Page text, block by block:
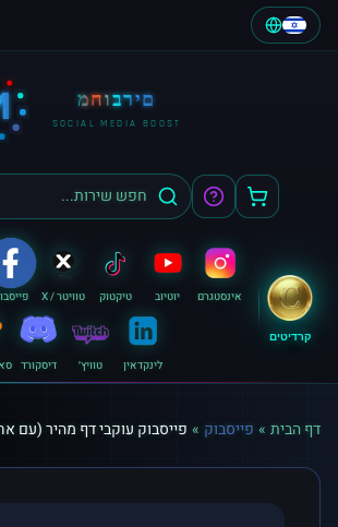
מחוברים
SOCIAL MEDIA BOOST
קרדיטים
אינסטגרם יוטיוב טיקטוק טוויטר / X
לינקדאין טוויץ׳ דיסקורד
דף הבית » פייסבוק » פייסבוק עוקבי דף מהיר (עם